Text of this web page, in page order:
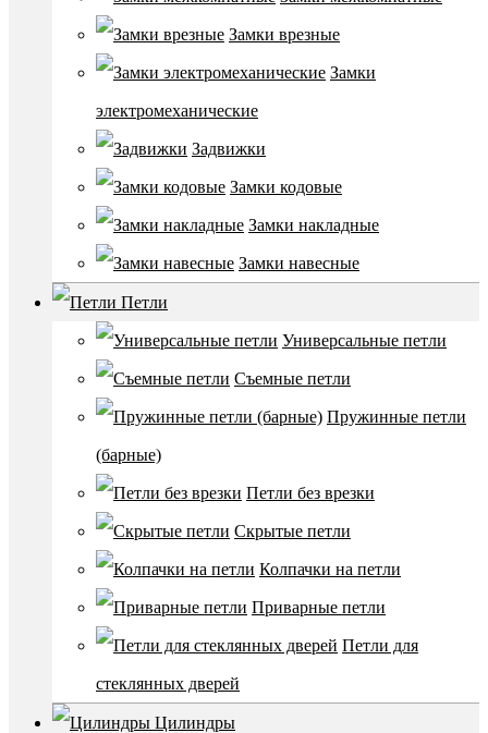
Замки врезные
Замки
электромеханические
Задвижки
Замки кодовые
Замки накладные
Замки навесные
Петли
Универсальные петли
Съемные петли
Пружинные петли
(барные)
Петли без врезки
Скрытые петли
Колпачки на петли
Приварные петли
Петли для
стеклянных дверей
Цилиндры